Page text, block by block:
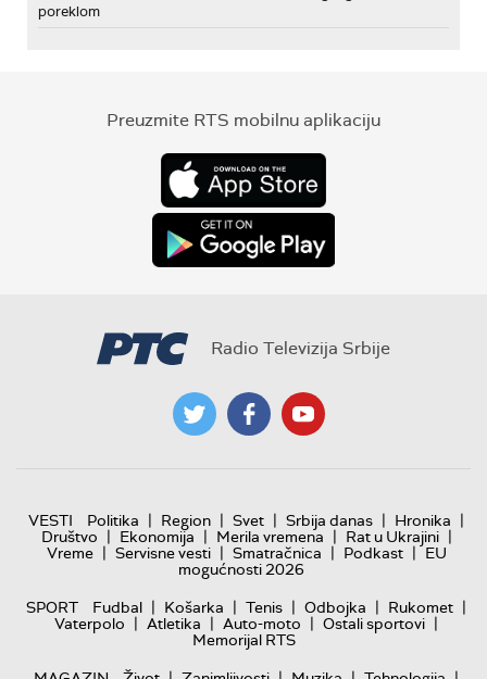
poreklom
Preuzmite RTS mobilnu aplikaciju
Radio Televizija Srbije
VESTI Politika | Region | Svet | Srbija danas | Hronika |
Društvo | Ekonomija | Merila vremena | Rat u Ukrajini |
Vreme | Servisne vesti | Smatračnica | Podkast | EU
mogućnosti 2026
SPORT
Fudbal | Košarka | Tenis | Odbojka | Rukomet |
Vaterpolo | Atletika | Auto-moto | Ostali sportovi |
Memorijal RTS